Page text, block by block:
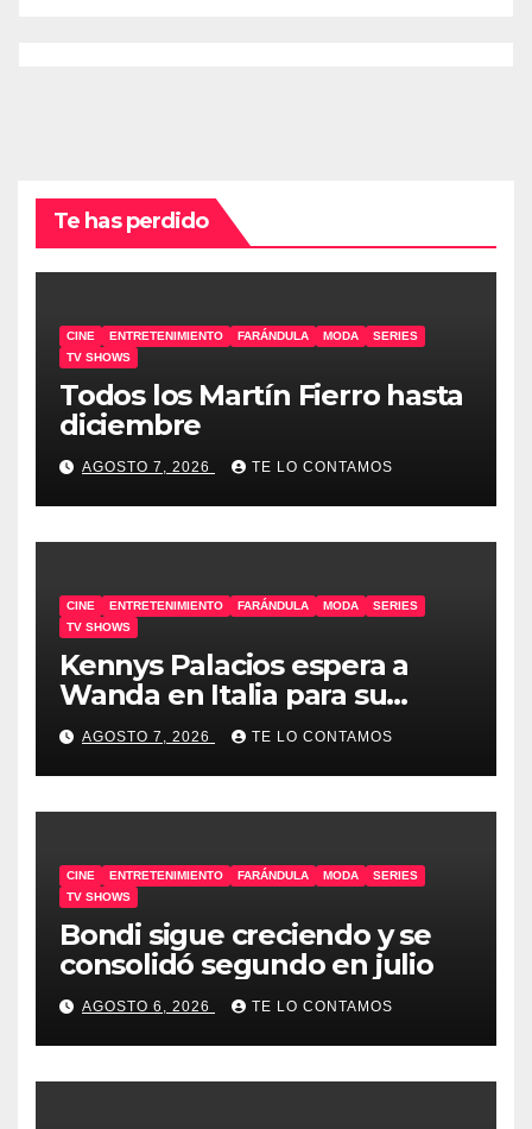
Te has perdido
CINE ENTRETENIMIENTO FARÁNDULA MODA
SERIES
TV SHOWS
Todos los Martín Fierro hasta
diciembre
AGOSTO 7, 2026 TE LO CONTAMOS
CINE ENTRETENIMIENTO FARÁNDULA MODA
SERIES
TV SHOWS
Kennys Palacios espera a
Wanda en Italia para su
docuserie
AGOSTO 7, 2026 TE LO CONTAMOS
CINE ENTRETENIMIENTO FARÁNDULA MODA
SERIES
TV SHOWS
Bondi sigue creciendo y se
consolidó segundo en julio
AGOSTO 6, 2026 TE LO CONTAMOS